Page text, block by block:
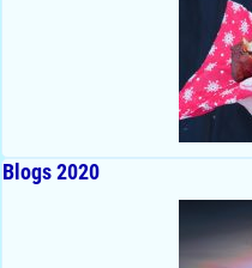
Blogs 2020